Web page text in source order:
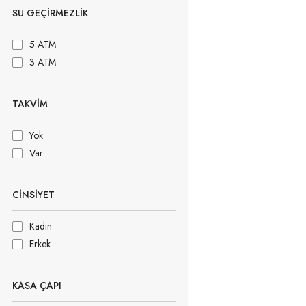
SU GEÇIRMEZLIK
5 ATM
3 ATM
TAKVIM
Yok
Var
CINSIYET
Kadın
Erkek
KASA ÇAPI